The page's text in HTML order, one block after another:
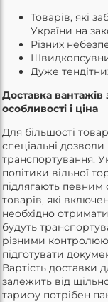
Товарів, які
України на
Різних
Дуже
Доставка вантажів
особливості і ціна
Для більшості
спеціальні дозволи
транспортування.
політики вільної
підлягають
товарів, які
необхідно
будуть
різними
підготувати
Вартість доставки
залежить від
тарифу потрібен